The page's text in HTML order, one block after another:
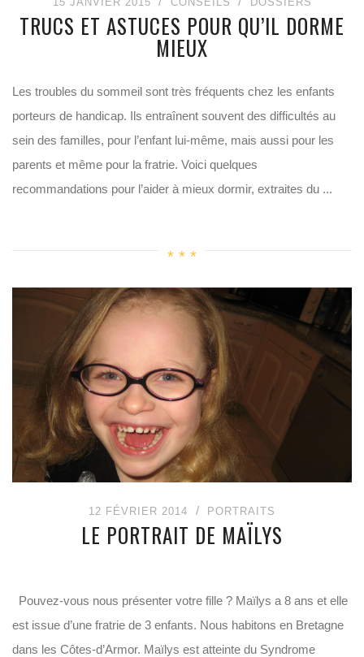
TRUCS ET ASTUCES POUR QU’IL DORME
MIEUX
Les troubles du sommeil sont très fréquents chez les enfants
porteurs de handicap. Ils entraînent souvent des difficultés au
sein des familles, pour l’enfant lui-même, mais aussi pour les
parents et même pour la fratrie. Voici quelques
recommandations pour l’aider à mieux dormir, extraites du ...
12 FÉVRIER 2014 PORTRAITS
LE PORTRAIT DE MAÏLYS
Pouvez-vous nous présenter votre fille ? Maïlys a 8 ans et elle
est issue d’une fratrie de 3 enfants. Nous habitons en Bretagne
dans les Côtes-d’Armor. Maïlys est atteinte du Syndrome